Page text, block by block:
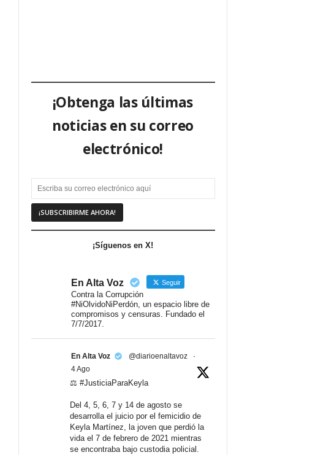
¡Obtenga las últimas
noticias en su correo
electrónico!
¡Síguenos en X!
En Alta Voz Seguir
Contra la Corrupción
#NiOlvidoNiPerdón, un espacio libre de
compromisos y censuras. Fundado el
7/7/2017.
En Alta Voz @diarioenaltavoz
·
4 Ago
⚖️ #JusticiaParaKeyla
Del 4, 5, 6, 7 y 14 de agosto se
desarrolla el juicio por el femicidio de
Keyla Martínez, la joven que perdió la
vida el 7 de febrero de 2021 mientras
se encontraba bajo custodia policial.